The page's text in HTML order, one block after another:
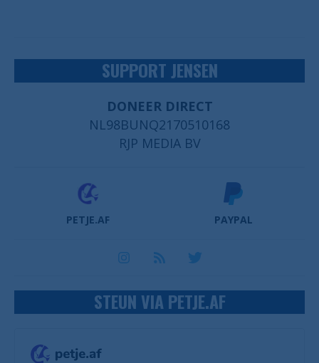
SUPPORT JENSEN
DONEER DIRECT
NL98BUNQ2170510168
RJP MEDIA BV
PETJE.AF PAYPAL
STEUN VIA PETJE.AF